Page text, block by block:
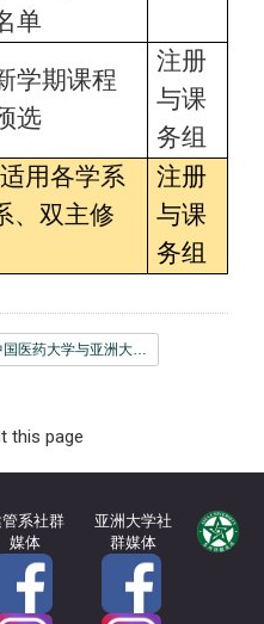
单
学期课程
选
注册
与课
务组
用各学系
、双主修
注册
与课
务组
中国医药大学与亚洲大学学生修读辅系_双主修申请表_new.odt
this page
系社群
媒体
亚洲大学社
群媒体